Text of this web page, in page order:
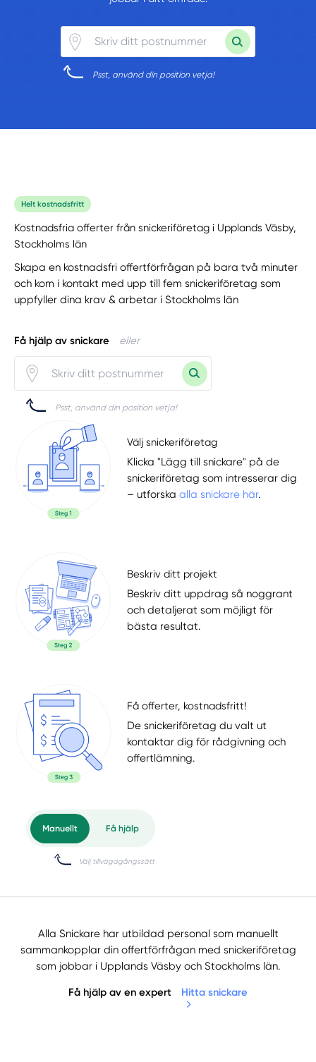
Psst, använd din position vetja!
Helt kostnadsfritt
Kostnadsfria offerter från snickeriföretag i Upplands Väsby,
Stockholms län
Skapa en kostnadsfri offertförfrågan på bara två minuter
och kom i kontakt med upp till fem snickeriföretag som
uppfyller dina krav & arbetar i Stockholms län
Få hjälp av snickare eller
Psst, använd din position vetja!
Välj snickeriföretag
Klicka "Lägg till snickare" på de
snickeriföretag som intresserar dig
– utforskaalla snickare här.
Beskriv ditt projekt
Beskriv ditt uppdrag så noggrant
och detaljerat som möjligt för
bästa resultat.
Få offerter, kostnadsfritt!
De snickeriföretag du valt ut
kontaktar dig för rådgivning och
offertlämning.
Alla Snickare har utbildad personal som manuellt
sammankopplar din offertförfrågan med snickeriföretag
som jobbar i Upplands Väsby och Stockholms län.
Få hjälp av en expert Hitta snickare